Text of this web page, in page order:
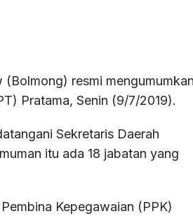
resmi mengumumkan
Pratama, Senin (9/7/2019).
Sekretaris Daerah
itu ada 18 jabatan yang
Kepegawaian (PPK)